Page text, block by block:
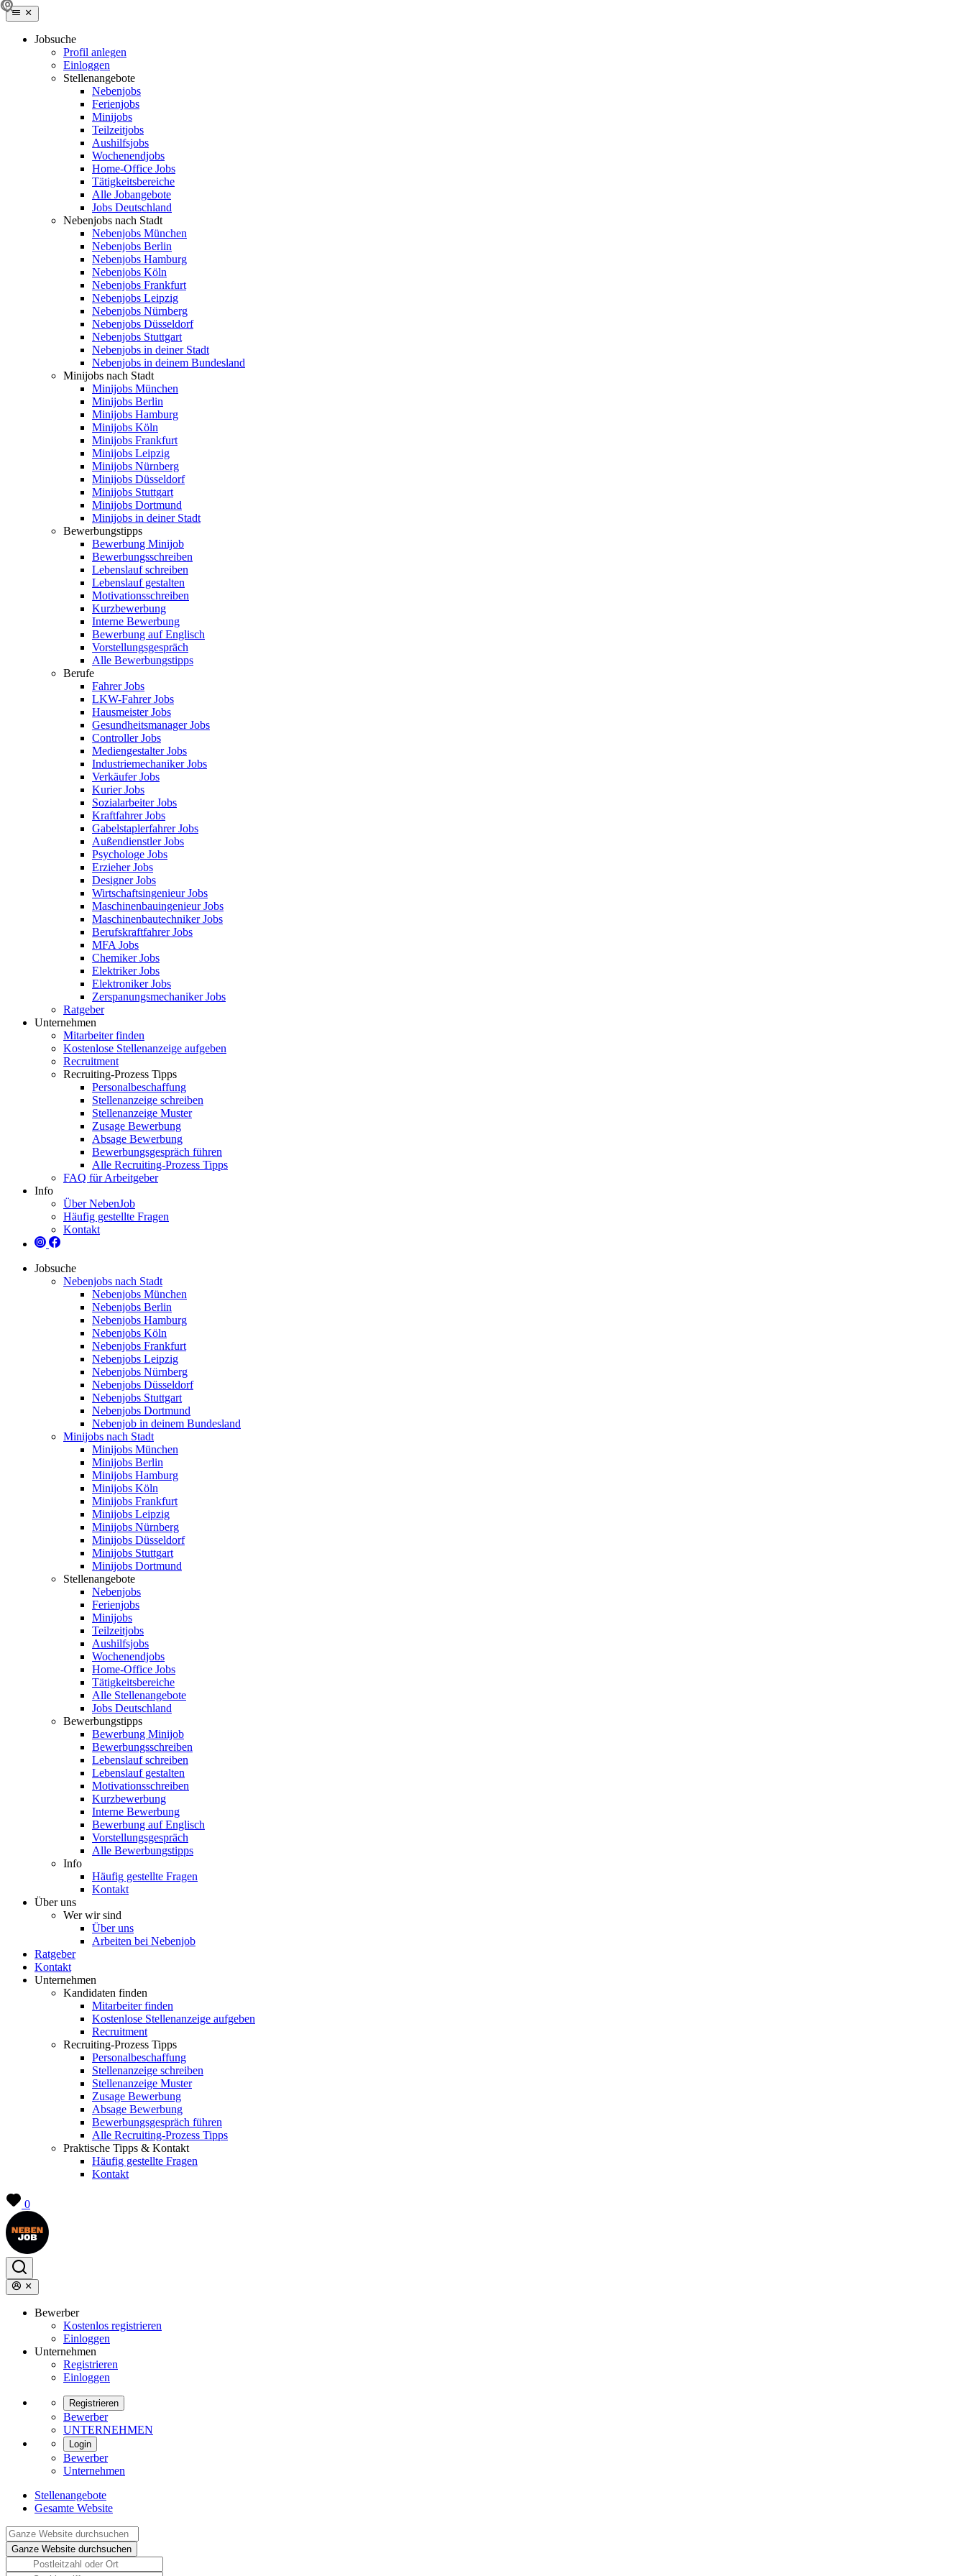
Jobsuche
Profil anlegen
Einloggen
Stellenangebote
Nebenjobs
Ferienjobs
Minijobs
Teilzeitjobs
Aushilfsjobs
Wochenendjobs
Home-Office Jobs
Tätigkeitsbereiche
Alle Jobangebote
Jobs Deutschland
Nebenjobs nach Stadt
Nebenjobs München
Nebenjobs Berlin
Nebenjobs Hamburg
Nebenjobs Köln
Nebenjobs Frankfurt
Nebenjobs Leipzig
Nebenjobs Nürnberg
Nebenjobs Düsseldorf
Nebenjobs Stuttgart
Nebenjobs in deiner Stadt
Nebenjobs in deinem Bundesland
Minijobs nach Stadt
Minijobs München
Minijobs Berlin
Minijobs Hamburg
Minijobs Köln
Minijobs Frankfurt
Minijobs Leipzig
Minijobs Nürnberg
Minijobs Düsseldorf
Minijobs Stuttgart
Minijobs Dortmund
Minijobs in deiner Stadt
Bewerbungstipps
Bewerbung Minijob
Bewerbungsschreiben
Lebenslauf schreiben
Lebenslauf gestalten
Motivationsschreiben
Kurzbewerbung
Interne Bewerbung
Bewerbung auf Englisch
Vorstellungsgespräch
Alle Bewerbungstipps
Berufe
Fahrer Jobs
LKW-Fahrer Jobs
Hausmeister Jobs
Gesundheitsmanager Jobs
Controller Jobs
Mediengestalter Jobs
Industriemechaniker Jobs
Verkäufer Jobs
Kurier Jobs
Sozialarbeiter Jobs
Kraftfahrer Jobs
Gabelstaplerfahrer Jobs
Außendienstler Jobs
Psychologe Jobs
Erzieher Jobs
Designer Jobs
Wirtschaftsingenieur Jobs
Maschinenbauingenieur Jobs
Maschinenbautechniker Jobs
Berufskraftfahrer Jobs
MFA Jobs
Chemiker Jobs
Elektriker Jobs
Elektroniker Jobs
Zerspanungsmechaniker Jobs
Ratgeber
Unternehmen
Mitarbeiter finden
Kostenlose Stellenanzeige aufgeben
Recruitment
Recruiting-Prozess Tipps
Personalbeschaffung
Stellenanzeige schreiben
Stellenanzeige Muster
Zusage Bewerbung
Absage Bewerbung
Bewerbungsgespräch führen
Alle Recruiting-Prozess Tipps
FAQ für Arbeitgeber
Info
Über NebenJob
Häufig gestellte Fragen
Kontakt
Jobsuche
Nebenjobs nach Stadt
Nebenjobs München
Nebenjobs Berlin
Nebenjobs Hamburg
Nebenjobs Köln
Nebenjobs Frankfurt
Nebenjobs Leipzig
Nebenjobs Nürnberg
Nebenjobs Düsseldorf
Nebenjobs Stuttgart
Nebenjobs Dortmund
Nebenjob in deinem Bundesland
Minijobs nach Stadt
Minijobs München
Minijobs Berlin
Minijobs Hamburg
Minijobs Köln
Minijobs Frankfurt
Minijobs Leipzig
Minijobs Nürnberg
Minijobs Düsseldorf
Minijobs Stuttgart
Minijobs Dortmund
Stellenangebote
Nebenjobs
Ferienjobs
Minijobs
Teilzeitjobs
Aushilfsjobs
Wochenendjobs
Home-Office Jobs
Tätigkeitsbereiche
Alle Stellenangebote
Jobs Deutschland
Bewerbungstipps
Bewerbung Minijob
Bewerbungsschreiben
Lebenslauf schreiben
Lebenslauf gestalten
Motivationsschreiben
Kurzbewerbung
Interne Bewerbung
Bewerbung auf Englisch
Vorstellungsgespräch
Alle Bewerbungstipps
Info
Häufig gestellte Fragen
Kontakt
Über uns
Wer wir sind
Über uns
Arbeiten bei Nebenjob
Ratgeber
Kontakt
Unternehmen
Kandidaten finden
Mitarbeiter finden
Kostenlose Stellenanzeige aufgeben
Recruitment
Recruiting-Prozess Tipps
Personalbeschaffung
Stellenanzeige schreiben
Stellenanzeige Muster
Zusage Bewerbung
Absage Bewerbung
Bewerbungsgespräch führen
Alle Recruiting-Prozess Tipps
Praktische Tipps & Kontakt
Häufig gestellte Fragen
Kontakt
0
Bewerber
Kostenlos registrieren
Einloggen
Unternehmen
Registrieren
Einloggen
Registrieren
Bewerber
UNTERNEHMEN
Login
Bewerber
Unternehmen
Stellenangebote
Gesamte Website